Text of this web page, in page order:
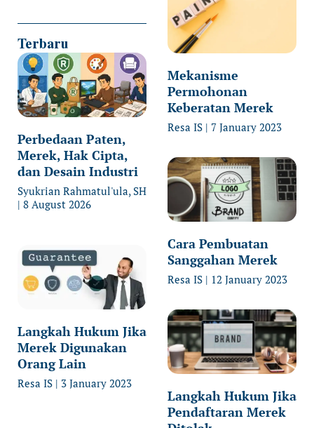
Terbaru
Perbedaan Paten,
Merek, Hak Cipta,
dan Desain Industri
Syukrian Rahmatul'ula, SH
8 August 2026
Langkah Hukum Jika
Merek Digunakan
Orang Lain
Resa IS 3 January 2023
Mekanisme
Permohonan
Keberatan Merek
Resa IS 7 January 2023
Cara Pembuatan
Sanggahan Merek
Resa IS 12 January 2023
Langkah Hukum Jika
Pendaftaran Merek